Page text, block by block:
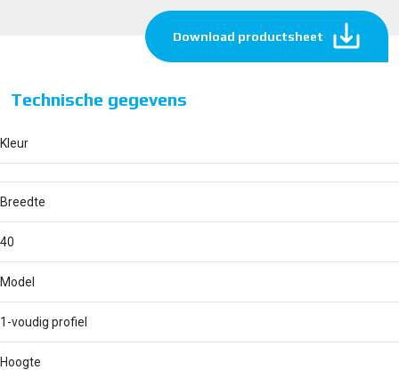
Download productsheet
Technische gegevens
Kleur
Breedte
40
Model
1-voudig profiel
Hoogte